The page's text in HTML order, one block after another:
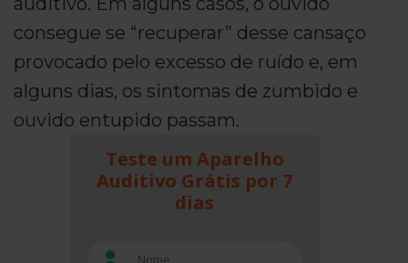
consegue se “recuperar” desse cansaço
provocado pelo excesso de ruído e, em
alguns dias, os sintomas de zumbido e
ouvido entupido passam.
Teste um Aparelho
Auditivo Grátis por 7
dias